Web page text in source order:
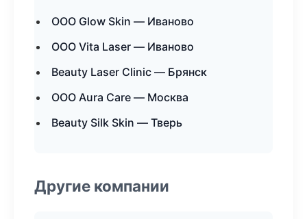
ООО Glow Skin — Иваново
ООО Vita Laser — Иваново
Beauty Laser Clinic — Брянск
ООО Aura Care — Москва
Beauty Silk Skin — Тверь
Другие компании